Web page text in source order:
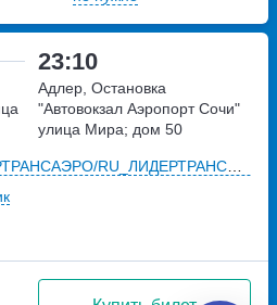
23:10
Адлер, Остановка
"Автовокзал Аэропорт Сочи"
улица Мира; дом 50
RU_ЛИДЕРТРАНСАЭРО ООО (32)